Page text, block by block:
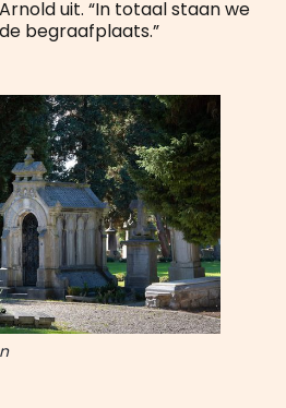
uit. “In totaal staan we
begraafplaats.”